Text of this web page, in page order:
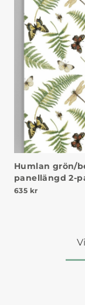
Humlan grön/
panellängd 2-
635 kr